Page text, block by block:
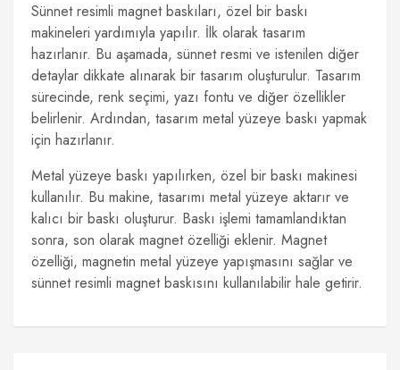
Sünnet resimli magnet baskıları, özel bir baskı
makineleri yardımıyla yapılır. İlk olarak tasarım
hazırlanır. Bu aşamada, sünnet resmi ve istenilen diğer
detaylar dikkate alınarak bir tasarım oluşturulur. Tasarım
sürecinde, renk seçimi, yazı fontu ve diğer özellikler
belirlenir. Ardından, tasarım metal yüzeye baskı yapmak
için hazırlanır.
Metal yüzeye baskı yapılırken, özel bir baskı makinesi
kullanılır. Bu makine, tasarımı metal yüzeye aktarır ve
kalıcı bir baskı oluşturur. Baskı işlemi tamamlandıktan
sonra, son olarak magnet özelliği eklenir. Magnet
özelliği, magnetin metal yüzeye yapışmasını sağlar ve
sünnet resimli magnet baskısını kullanılabilir hale getirir.